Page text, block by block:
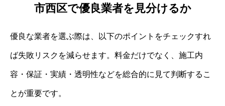
市西区で優良業者を見分けるか
優良な業者を選ぶ際は、以下のポイントをチェックすれ
ば失敗リスクを減らせます。料金だけでなく、施工内
容・保証・実績・透明性などを総合的に見て判断するこ
とが重要です。